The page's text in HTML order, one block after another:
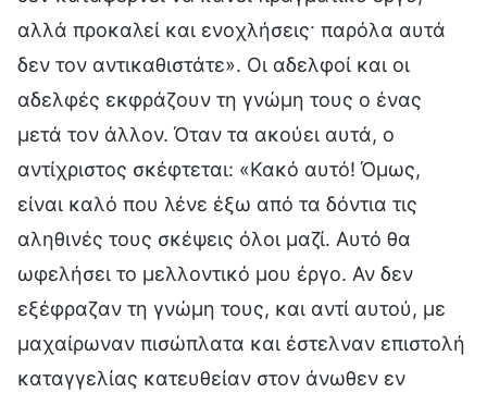
αλλά προκαλεί και ενοχλήσεις· παρόλα αυτά
δεν τον αντικαθιστάτε». Οι αδελφοί και οι
αδελφές εκφράζουν τη γνώμη τους ο ένας
μετά τον άλλον. Όταν τα ακούει αυτά, ο
αντίχριστος σκέφτεται: «Κακό αυτό! Όμως,
είναι καλό που λένε έξω από τα δόντια τις
αληθινές τους σκέψεις όλοι μαζί. Αυτό θα
ωφελήσει το μελλοντικό μου έργο. Αν δεν
εξέφραζαν τη γνώμη τους, και αντί αυτού, με
μαχαίρωναν πισώπλατα και έστελναν επιστολή
καταγγελίας κατευθείαν στον άνωθεν εν